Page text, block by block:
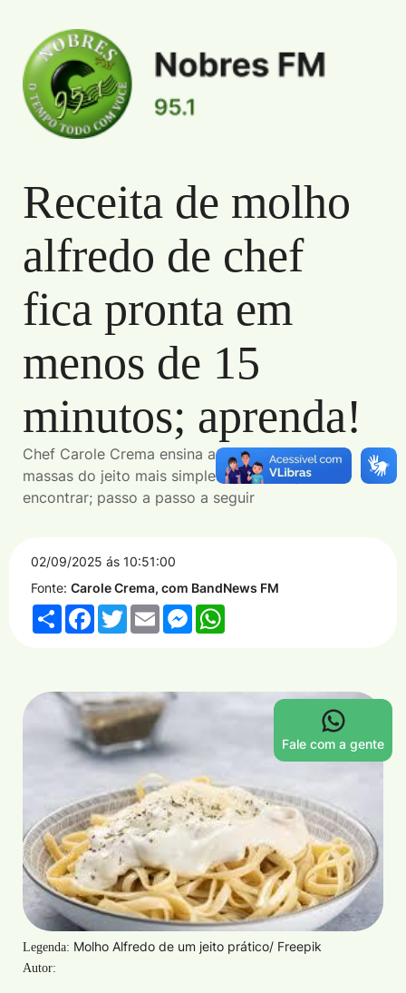
Informações de Receita de molho alfredo
Receita de molho
alfredo de chef
fica pronta em
menos de 15
minutos; aprenda!
Chef Carole Crema ensina a fazer molho para
massas do jeito mais simples que você pode
encontrar; passo a passo a seguir
02/09/2025 ás 10:51:00
Fonte: Carole Crema, com BandNews FM
ShareFacebook
Twitter
EmailMessenger
Legenda: Molho Alfredo de um jeito prático/ Freepik
Autor:
Fale com a gente